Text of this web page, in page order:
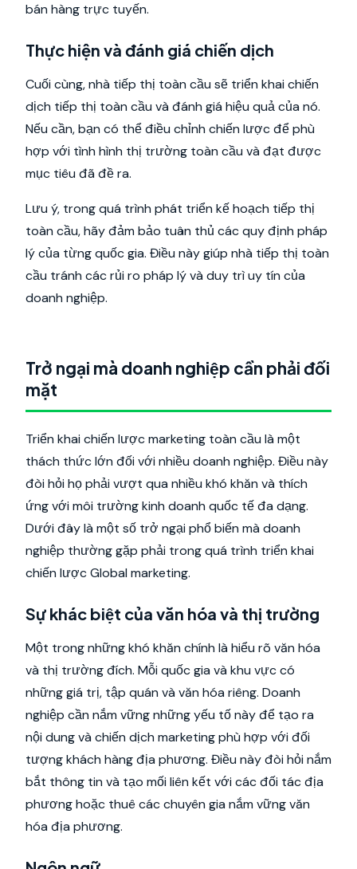
bán hàng trực tuyến.
Thực hiện và đánh giá chiến dịch
Cuối cùng, nhà tiếp thị toàn cầu sẽ triển khai chiến
dịch tiếp thị toàn cầu và đánh giá hiệu quả của nó.
Nếu cần, bạn có thể điều chỉnh chiến lược để phù
hợp với tình hình thị trường toàn cầu và đạt được
mục tiêu đã đề ra.
Lưu ý, trong quá trình phát triển kế hoạch tiếp thị
toàn cầu, hãy đảm bảo tuân thủ các quy định pháp
lý của từng quốc gia. Điều này giúp nhà tiếp thị toàn
cầu tránh các rủi ro pháp lý và duy trì uy tín của
doanh nghiệp.
Trở ngại mà doanh nghiệp cần phải đối
mặt
Triển khai chiến lược marketing toàn cầu là một
thách thức lớn đối với nhiều doanh nghiệp. Điều này
đòi hỏi họ phải vượt qua nhiều khó khăn và thích
ứng với môi trường kinh doanh quốc tế đa dạng.
Dưới đây là một số trở ngại phổ biến mà doanh
nghiệp thường gặp phải trong quá trình triển khai
chiến lược Global marketing.
Sự khác biệt của văn hóa và thị trường
Một trong những khó khăn chính là hiểu rõ văn hóa
và thị trường đích. Mỗi quốc gia và khu vực có
những giá trị, tập quán và văn hóa riêng. Doanh
nghiệp cần nắm vững những yếu tố này để tạo ra
nội dung và chiến dịch marketing phù hợp với đối
tượng khách hàng địa phương. Điều này đòi hỏi nắm
bắt thông tin và tạo mối liên kết với các đối tác địa
phương hoặc thuê các chuyên gia nắm vững văn
hóa địa phương.